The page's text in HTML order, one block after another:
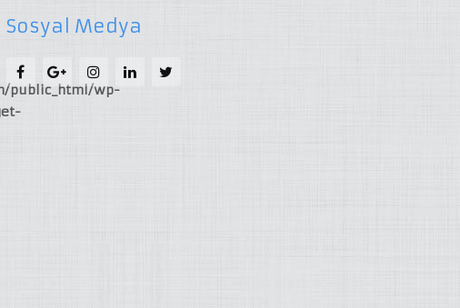
public_html/wp-
Sosyal Medya